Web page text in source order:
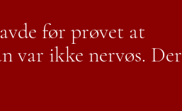
før prøvet at
var ikke nervøs. Der